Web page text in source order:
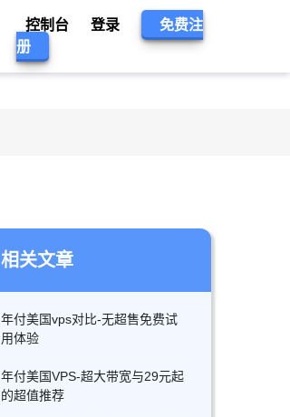
控制台 登录
免费注
册
相关文章
年付美国vps对比-无超售免费试
用体验
年付美国VPS-超大带宽与29元起
的超值推荐